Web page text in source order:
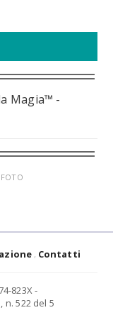
Magia™ -
Contatti
823X -
522 del 5